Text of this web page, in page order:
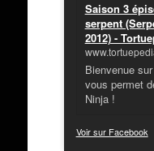
Saison 3
serpent
2012) -
Bienvenue
vous permet
Ninja !
Voir sur Facebook